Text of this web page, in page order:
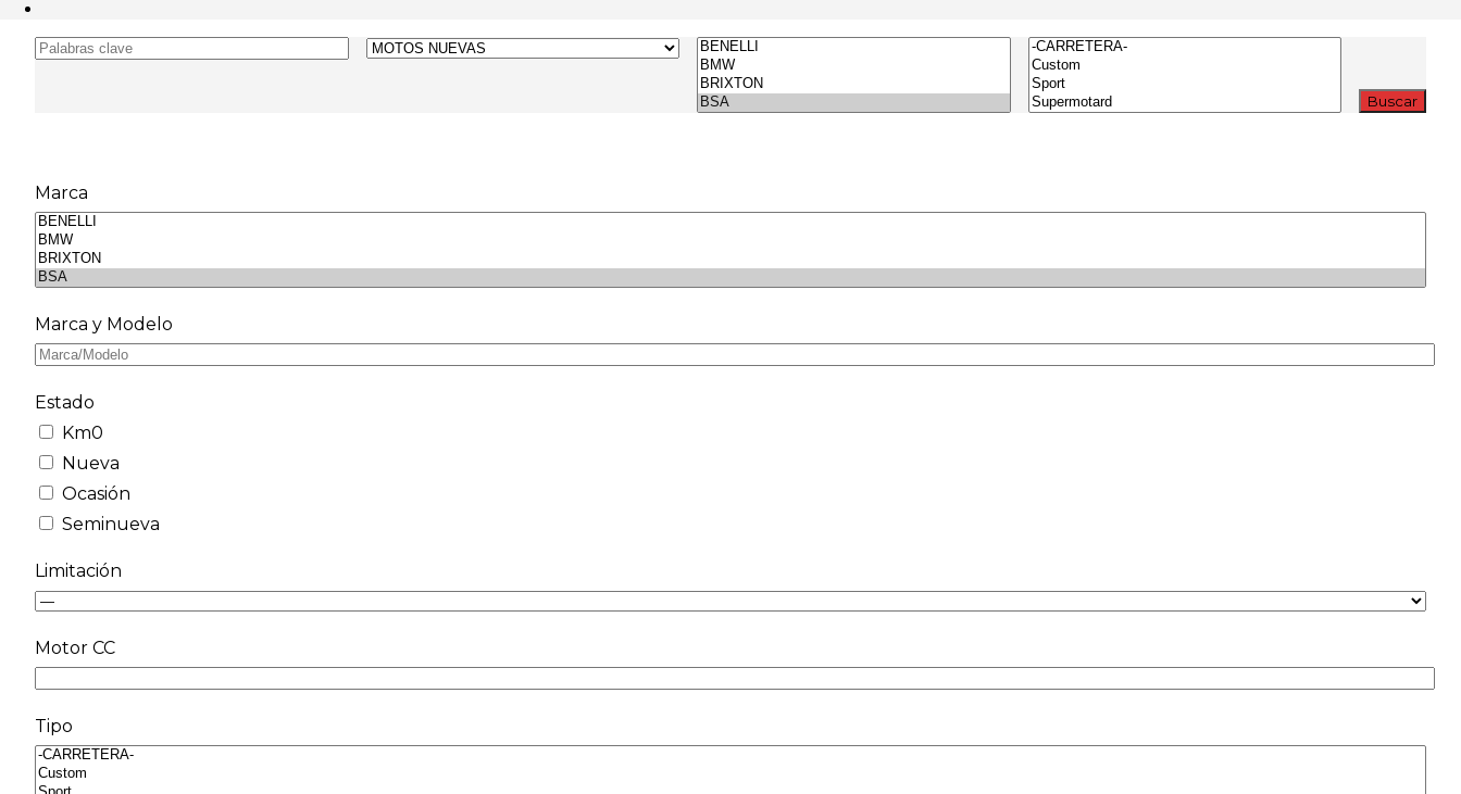
Buscar
Marca
Marca y Modelo
Estado
Km0
Nueva
Ocasión
Seminueva
Limitación
Motor CC
Tipo